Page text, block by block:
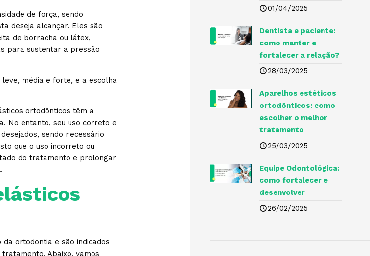
de força, sendo
deseja alcançar. Eles são
de borracha ou látex,
para sustentar a pressão
média e forte, e a escolha
ortodônticos têm a
No entanto, seu uso correto e
sendo necessário
que o uso incorreto ou
do tratamento e prolongar
ortodontia e são indicados
Abaixo, vamos
01/04/2025
Dentista e paciente:
como manter e
fortalecer a relação?
28/03/2025
Aparelhos estéticos
ortodônticos: como
escolher o melhor
tratamento
25/03/2025
Equipe Odontológica:
como fortalecer e
desenvolver
26/02/2025